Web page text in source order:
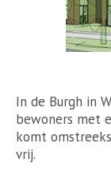
In de Burgh in
bewoners met
komt
vrij.